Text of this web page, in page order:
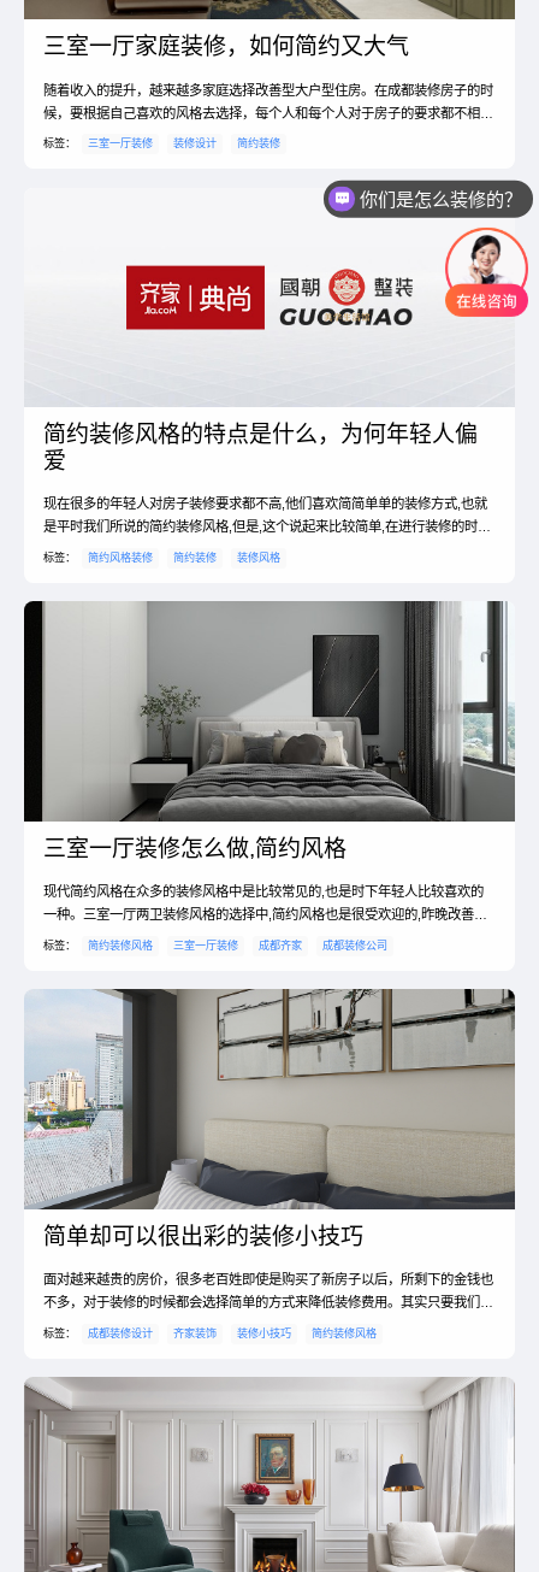
三室一厅家庭装修，如何简约又大气
随着收入的提升，越来越多家庭选择改善型大户型住房。在成都装修房子的时
候，要根据自己喜欢的风格去选择，每个人和每个人对于房子的要求都不相
同，审美观也不相同，所以大家选择的风格也不同，对于房子具体该怎么装，
一厅简约装修的技巧是什么，同时，大家还必须要清楚简约装修的色彩该如何
搭配。三室一厅简约装修技巧？1、在装修的时候只要是我们抓...
标签： 三室一厅装修 装修设计 简约装修
简约装修风格的特点是什么，为何年轻人偏
爱
现在很多的年轻人对房子装修要求都不高,他们喜欢简简单单的装修方式,也就
是平时我们所说的简约装修风格,但是,这个说起来比较简单,在进行装修的时候
就有一些难度了,很多人对于这些装修的问题都不清楚,那么下文就特地为你介
标签： 简约风格装修 简约装修 装修风格
三室一厅装修怎么做,简约风格
现代简约风格在众多的装修风格中是比较常见的,也是时下年轻人比较喜欢的
一种。三室一厅两卫装修风格的选择中,简约风格也是很受欢迎的,昨晚改善型
住房的经典代表。可以算是十分流行的家居装修风格,这样说并不夸张,多数年
介绍三室一厅两卫装修风格简约及三室一厅两卫装修要点...
标签： 简约装修风格 三室一厅装修 成都齐家 成都装修公司
简单却可以很出彩的装修小技巧
面对越来越贵的房价，很多老百姓即使是购买了新房子以后，所剩下的金钱也
不多，对于装修的时候都会选择简单的方式来降低装修费用。其实只要我们掌
握一些装修技巧，就能装修出简单漂亮的房子。简约装修现在是越来越受欢迎
1、家具以合适为主，美观为辅一般来说，专业的设计师对于怎...
标签： 成都装修设计 齐家装饰 装修小技巧 简约装修风格
你们是怎么装修的？
你们是怎么收费的？